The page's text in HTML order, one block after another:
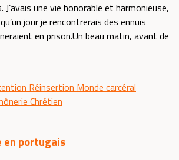
J’avais une vie honorable et harmonieuse,
jour je rencontrerais des ennuis
en prison.Un beau matin, avant de
Réinsertion Monde carcéral
Chrétien
en portugais